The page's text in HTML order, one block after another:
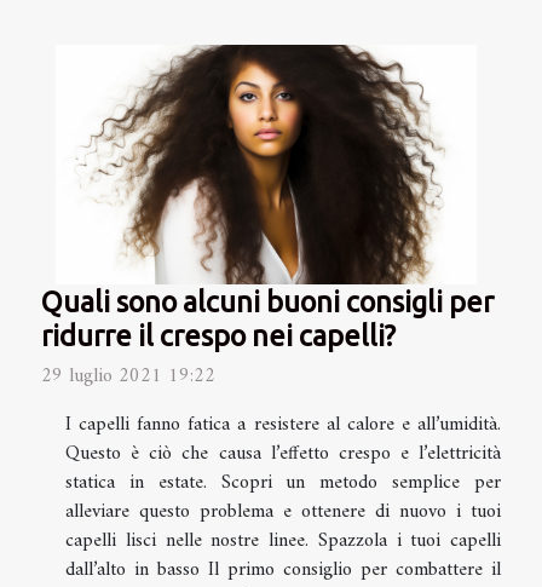
Quali sono alcuni buoni consigli per
ridurre il crespo nei capelli?
29 luglio 2021 19:22
I capelli fanno fatica a resistere al calore e all’umidità.
Questo è ciò che causa l’effetto crespo e l’elettricità
statica in estate. Scopri un metodo semplice per
alleviare questo problema e ottenere di nuovo i tuoi
capelli lisci nelle nostre linee. Spazzola i tuoi capelli
dall’alto in basso Il primo consiglio per combattere il